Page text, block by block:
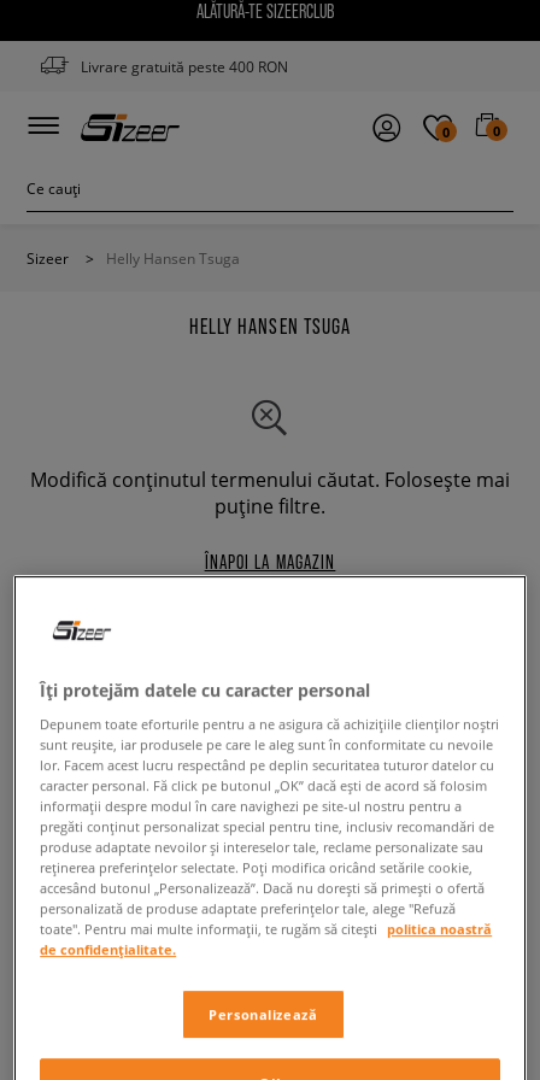
ALĂTURĂ-TE SIZEERCLUB
Livrare gratuită peste 400 RON
0 0
Sizeer > Helly Hansen Tsuga
HELLY HANSEN TSUGA
Modifică conținutul termenului căutat. Folosește mai
puține filtre.
ÎNAPOI LA MAGAZIN
De la poveștile marine pe rafturile
din lumea întreagă
Un clasic în sezonul de iarnă potrivit pentru adevărații sneakerheads!
Helly Hanseneste unul dintre cei mai cunoscuți producători de articole
vestimentare concepute pentru anotimpul friguros. Brandul face față
competiției dure și încălțămintei clasice de iarnă, fără să renunțe să
lupta pentru locul său pe podium. Totul a început în Norvegia, unde cu
toții știm ce fel de condiții domină. Vântul rece, valurile agresive și frigul
omniprezent dau bătăi de cap tuturor. Tocmai într-o astfel de zi cu
vreme nefavorabilă, în anul 1877, căpitanul Helly Juell Hansen împreună
vremea rea. Te întrebi cum? Și ce i-a determinat pe soți să înființeze o
Îți protejăm datele cu caracter personal
Depunem toate eforturile pentru a ne asigura că achizițiile clienților noștri
sunt reușite, iar produsele pe care le aleg sunt în conformitate cu nevoile
lor. Facem acest lucru respectând pe deplin securitatea tuturor datelor cu
caracter personal. Fă click pe butonul „OK” dacă ești de acord să folosim
informații despre modul în care navighezi pe site-ul nostru pentru a
pregăti conținut personalizat special pentru tine, inclusiv recomandări de
produse adaptate nevoilor și intereselor tale, reclame personalizate sau
reținerea preferințelor selectate. Poți modifica oricând setările cookie,
accesând butonul „Personalizează”. Dacă nu dorești să primești o ofertă
personalizată de produse adaptate preferințelor tale, alege "Refuză
toate". Pentru mai multe informații, te rugăm să citești
politica noastră
de confidențialitate.
Personalizează